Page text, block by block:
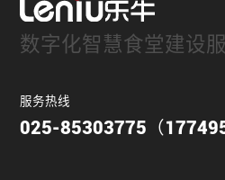
数字化智慧食堂建设
服务热线
025-85303775（